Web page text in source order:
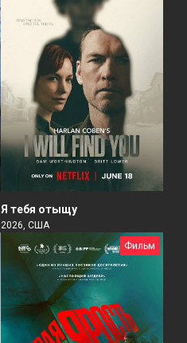
Я тебя отыщу
2026, США
Фильм